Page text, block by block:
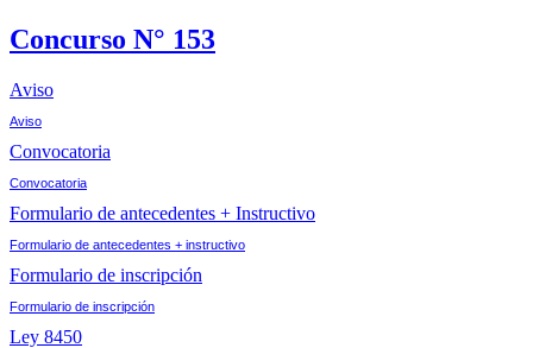
Concurso N° 153
Aviso
Aviso
Convocatoria
Convocatoria
Formulario de antecedentes + Instructivo
Formulario de antecedentes + instructivo
Formulario de inscripción
Formulario de inscripción
Ley 8450